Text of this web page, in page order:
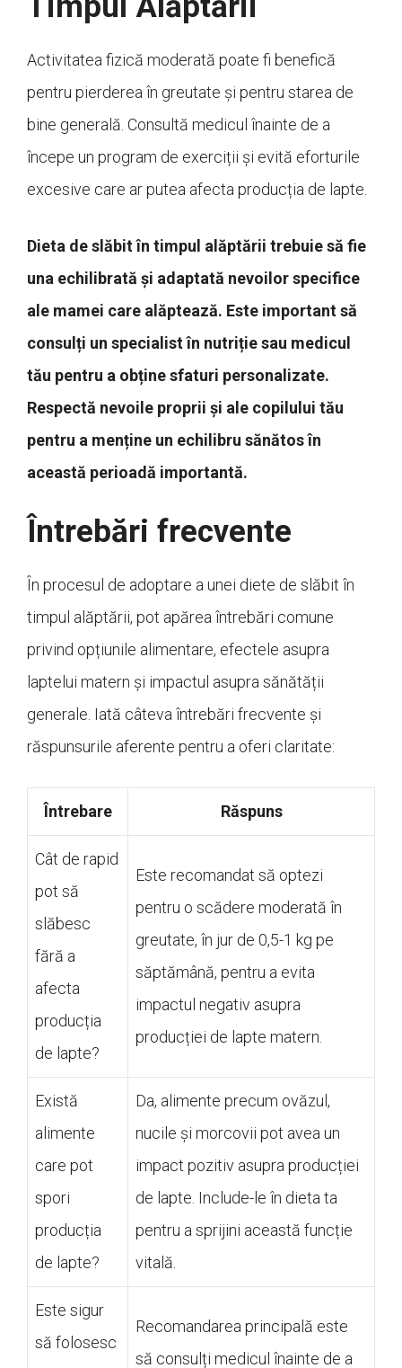
Activitatea fizică moderată poate fi benefică
pentru pierderea în greutate și pentru starea de
bine generală. Consultă medicul înainte de a
începe un program de exerciții și evită eforturile
excesive care ar putea afecta producția de lapte.
Dieta de slăbit în timpul alăptării trebuie să fie
una echilibrată și adaptată nevoilor specifice
ale mamei care alăptează. Este important să
consulți un specialist în nutriție sau medicul
tău pentru a obține sfaturi personalizate.
Respectă nevoile proprii și ale copilului tău
pentru a menține un echilibru sănătos în
această perioadă importantă.
Întrebări frecvente
În procesul de adoptare a unei diete de slăbit în
timpul alăptării, pot apărea întrebări comune
privind opțiunile alimentare, efectele asupra
laptelui matern și impactul asupra sănătății
generale. Iată câteva întrebări frecvente și
răspunsurile aferente pentru a oferi claritate:
Întrebare Răspuns
Cât de rapid
pot să
slăbesc
fără a
afecta
producția
de lapte?
Este recomandat să optezi
pentru o scădere moderată în
greutate, în jur de 0,5-1 kg pe
săptămână, pentru a evita
impactul negativ asupra
producției de lapte matern.
Există
alimente
care pot
spori
producția
de lapte?
Da, alimente precum ovăzul,
nucile și morcovii pot avea un
impact pozitiv asupra producției
de lapte. Include-le în dieta ta
pentru a sprijini această funcție
vitală.
Este sigur
să folosesc
Recomandarea principală este
să consulți medicul înainte de a